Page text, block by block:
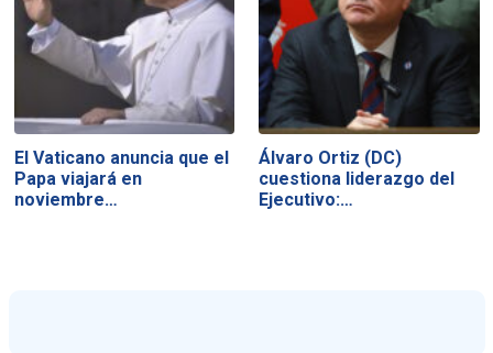
El Vaticano anuncia que el
Papa viajará en
noviembre…
Álvaro Ortiz (DC)
cuestiona liderazgo del
Ejecutivo:…